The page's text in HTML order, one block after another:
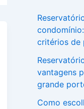
critérios de
vantagens
grande
Como